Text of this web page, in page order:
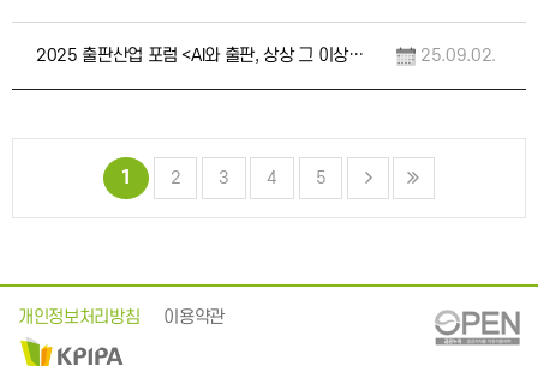
2025 출판산업 포럼 <AI와 출판, 상상 그 이상의 미래> 자료집 25.09.02.
1 2 3 4 5
개인정보처리방침 이용약관